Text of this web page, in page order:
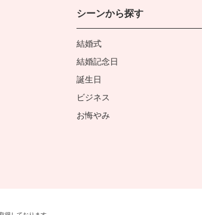
シーンから探す
結婚式
結婚記念日
誕生日
ビジネス
お悔やみ